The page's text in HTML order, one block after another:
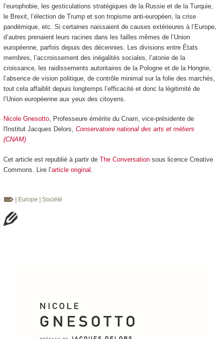
l’europhobie, les gesticulations stratégiques de la Russie et de la Turquie,
le Brexit, l’élection de Trump et son tropisme anti-européen, la crise
pandémique, etc. Si certaines naissaient de causes extérieures à l’Europe,
d’autres prenaient leurs racines dans les failles mêmes de l’Union
européenne, parfois depuis des décennies. Les divisions entre États
membres, l’accroissement des inégalités sociales, l’atonie de la
croissance, les raidissements autoritaires de la Pologne et de la Hongrie,
l’absence de vision politique, de contrôle minimal sur la folie des marchés,
tout cela affaiblit depuis longtemps l’efficacité et donc la légitimité de
l’Union européenne aux yeux des citoyens.
Nicole Gnesotto, Professeure émérite du Cnam, vice-présidente de
l'Institut Jacques Delors, Conservatoire national des arts et métiers
(CNAM)
Cet article est republié à partir de The Conversationsous licence Creative
Commons. Lire l’article original
| Europe | Société